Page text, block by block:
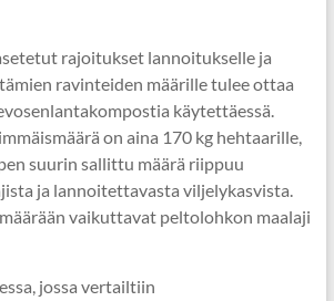
rajoitukset lannoitukselle ja
ravinteiden määrille tulee ottaa
käytettäessä.
on aina 170 kg hehtaarille,
suurin sallittu määrä riippuu
ja lannoitettavasta viljelykasvista.
vaikuttavat peltolohkon maalaji
jossa vertailtiin